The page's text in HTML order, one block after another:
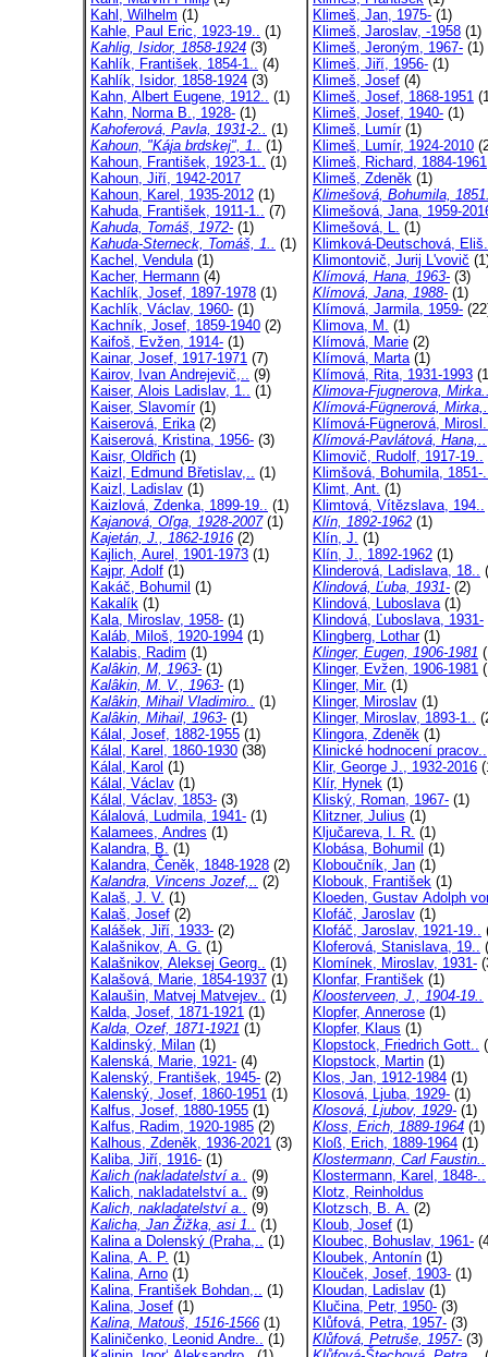
Kahl, Wilhelm (1)
Kahle, Paul Eric, 1923-19.. (1)
Kahlig, Isidor, 1858-1924 (3)
Kahlík, František, 1854-1.. (4)
Kahlík, Isidor, 1858-1924 (3)
Kahn, Albert Eugene, 1912.. (1)
Kahn, Norma B., 1928- (1)
Kahoferová, Pavla, 1931-2.. (1)
Kahoun, "Kája brdskej", 1.. (1)
Kahoun, František, 1923-1.. (1)
Kahoun, Jiří, 1942-2017
Kahoun, Karel, 1935-2012 (1)
Kahuda, František, 1911-1.. (7)
Kahuda, Tomáš, 1972- (1)
Kahuda-Sterneck, Tomáš, 1.. (1)
Kachel, Vendula(1)
Kacher, Hermann (4)
Kachlík, Josef, 1897-1978 (1)
Kachlík, Václav, 1960- (1)
Kachník, Josef, 1859-1940 (2)
Kaifoš, Evžen, 1914- (1)
Kainar, Josef, 1917-1971 (7)
Kairov, Ivan Andrejevič,.. (9)
Kaiser, Alois Ladislav, 1.. (1)
Kaiser, Slavomír(1)
Kaiserová, Erika(2)
Kaiserová, Kristina, 1956- (3)
Kaisr, Oldřich (1)
Kaizl, Edmund Břetislav,.. (1)
Kaizl, Ladislav (1)
Kaizlová, Zdenka, 1899-19.. (1)
Kajanová, Oľga, 1928-2007(1)
Kajetán, J., 1862-1916 (2)
Kajlich, Aurel, 1901-1973 (1)
Kajpr, Adolf (1)
Kakáč, Bohumil (1)
Kakalík (1)
Kala, Miroslav, 1958- (1)
Kaláb, Miloš, 1920-1994 (1)
Kalabis, Radim (1)
Kalâkin, M, 1963- (1)
Kalâkin, M. V., 1963- (1)
Kalâkin, Mihail Vladimiro.. (1)
Kalâkin, Mihail, 1963- (1)
Kálal, Josef, 1882-1955 (1)
Kálal, Karel, 1860-1930 (38)
Kálal, Karol (1)
Kálal, Václav (1)
Kálal, Václav, 1853- (3)
Kálalová, Ludmila, 1941- (1)
Kalamees, Andres (1)
Kalandra, B. (1)
Kalandra, Čeněk, 1848-1928 (2)
Kalandra, Vincens Jozef,.. (2)
Kalaš, J. V. (1)
Kalaš, Josef (2)
Kalášek, Jiří, 1933- (2)
Kalašnikov, A. G. (1)
Kalašnikov, Aleksej Georg.. (1)
Kalašová, Marie, 1854-1937 (1)
Kalaušin, Matvej Matvejev.. (1)
Kalda, Josef, 1871-1921 (1)
Kalda, Ozef, 1871-1921 (1)
Kaldinský, Milan (1)
Kalenská, Marie, 1921- (4)
Kalenský, František, 1945- (2)
Kalenský, Josef, 1860-1951 (1)
Kalfus, Josef, 1880-1955 (1)
Kalfus, Radim, 1920-1985 (2)
Kalhous, Zdeněk, 1936-2021 (3)
Kaliba, Jiří, 1916- (1)
Kalich (nakladatelství a.. (9)
Kalich, nakladatelství a.. (9)
Kalich, nakladatelství a.. (9)
Kalicha, Jan Žižka, asi 1.. (1)
Kalina a Dolenský (Praha,.. (1)
Kalina, A. P. (1)
Kalina, Arno (1)
Kalina, František Bohdan,.. (1)
Kalina, Josef (1)
Kalina, Matouš, 1516-1566 (1)
Kaliničenko, Leonid Andre.. (1)
Klimeš, Jan, 1975- (1)
Klimeš, Jaroslav, -1958 (1)
Klimeš, Jeroným, 1967- (1)
Klimeš, Jiří, 1956- (1)
Klimeš, Josef (4)
Klimeš, Josef, 1868-1951
Klimeš, Josef, 1940- (1)
Klimeš, Lumír(1)
Klimeš, Lumír, 1924-2010
Klimeš, Richard, 1884-1961
Klimeš, Zdeněk (1)
Klimešová, Bohumila,
Klimešová, Jana, 1959-
Klimešová, L. (1)
Klimková-Deutschová,
Klimontovič, Jurij L'vovič
Klímová, Hana, 1963- (3)
Klímová, Jana, 1988- (1)
Klímová, Jarmila, 1959-
Klimova, M. (1)
Klímová, Marie (2)
Klímová, Marta(1)
Klímová, Rita, 1931-1993
Klimova-Fjugnerova,
Klímová-Fügnerová,
Klímová-Fügnerová,
Klímová-Pavlátová, Hana,..
Klimovič, Rudolf, 1917-19..
Klimšová, Bohumila, 1851-
Klimt, Ant. (1)
Klimtová, Vítězslava, 194..
Klín, 1892-1962 (1)
Klín, J. (1)
Klín, J., 1892-1962 (1)
Klinderová, Ladislava, 18..
Klindová, Ľuba, 1931- (2)
Klindová, Luboslava(1)
Klindová, Ľuboslava, 1931-
Klingberg, Lothar(1)
Klinger, Eugen, 1906-1981
Klinger, Evžen, 1906-1981
Klinger, Mir. (1)
Klinger, Miroslav (1)
Klinger, Miroslav, 1893-1..
Klingora, Zdeněk (1)
Klinické hodnocení pracov..
Klir, George J., 1932-2016
Klír, Hynek (1)
Kliský, Roman, 1967- (1)
Klitzner, Julius (1)
Ključareva, I. R. (1)
Klobása, Bohumil (1)
Kloboučník, Jan (1)
Klobouk, František (1)
Kloeden, Gustav Adolph
Klofáč, Jaroslav (1)
Klofáč, Jaroslav, 1921-19..
Kloferová, Stanislava, 19..
Klomínek, Miroslav, 1931-
Klonfar, František (1)
Kloosterveen, J., 1904-19..
Klopfer, Annerose (1)
Klopfer, Klaus (1)
Klopstock, Friedrich Gott..
Klopstock, Martin (1)
Klos, Jan, 1912-1984 (1)
Klosová, Ljuba, 1929- (1)
Klosová, Ljubov, 1929- (1)
Kloss, Erich, 1889-1964 (1)
Kloß, Erich, 1889-1964 (1)
Klostermann, Carl Faustin..
Klostermann, Karel, 1848-..
Klotz, Reinholdus
Klotzsch, B. A. (2)
Kloub, Josef (1)
Kloubec, Bohuslav, 1961-
Kloubek, Antonín (1)
Klouček, Josef, 1903- (1)
Kloudan, Ladislav (1)
Klučina, Petr, 1950- (3)
Klůfová, Petra, 1957- (3)
Klůfová, Petruše, 1957- (3)